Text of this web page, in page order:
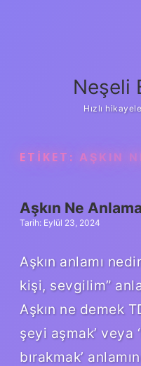
Neşeli
Hızlı
ETIKET: AŞKIN
Aşkın Ne
Tarih: Eylül 23, 2024
Aşkın anlamı
kişi, sevgilim”
Aşkın ne demek
şeyi aşmak’ veya
bırakmak’